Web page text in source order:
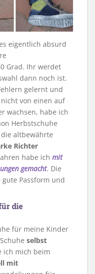
eigentlich absurd
Grad. Ihr werdet
dann noch ist.
gelernt und
von einen auf
wachsen, habe ich
Herbstschuhe
altbewährte
Richter
habe ich mit
gemacht. Die
Passform und
die
für meine Kinder
selbst
ich mich beim
mit